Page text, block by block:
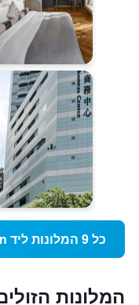
כל 9 המלונות ליד Taipei metro - Linguang Station